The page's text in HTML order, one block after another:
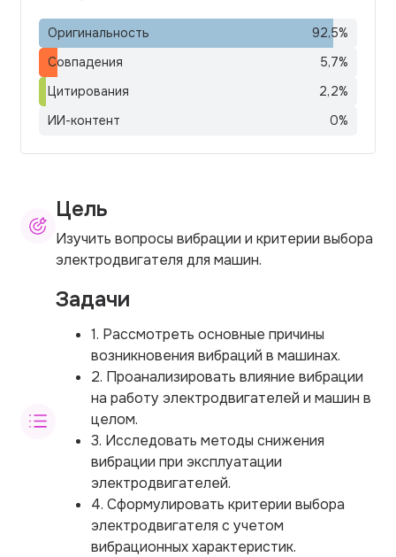
Оригинальность 92,5%
Совпадения
5,7%
Цитирования
2,2%
ИИ-контент
0%
Цель
Изучить вопросы вибрации и критерии выбора
электродвигателя для машин.
Задачи
1. Рассмотреть основные причины
возникновения вибраций в машинах.
2. Проанализировать влияние вибрации
на работу электродвигателей и машин в
целом.
3. Исследовать методы снижения
вибрации при эксплуатации
электродвигателей.
4. Сформулировать критерии выбора
электродвигателя с учетом
вибрационных характеристик.